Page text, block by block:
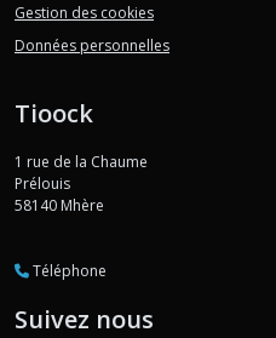
Gestion des cookies
Données personnelles
Tioock
1 rue de la Chaume
Prélouis
58140 Mhère
Téléphone
Suivez nous